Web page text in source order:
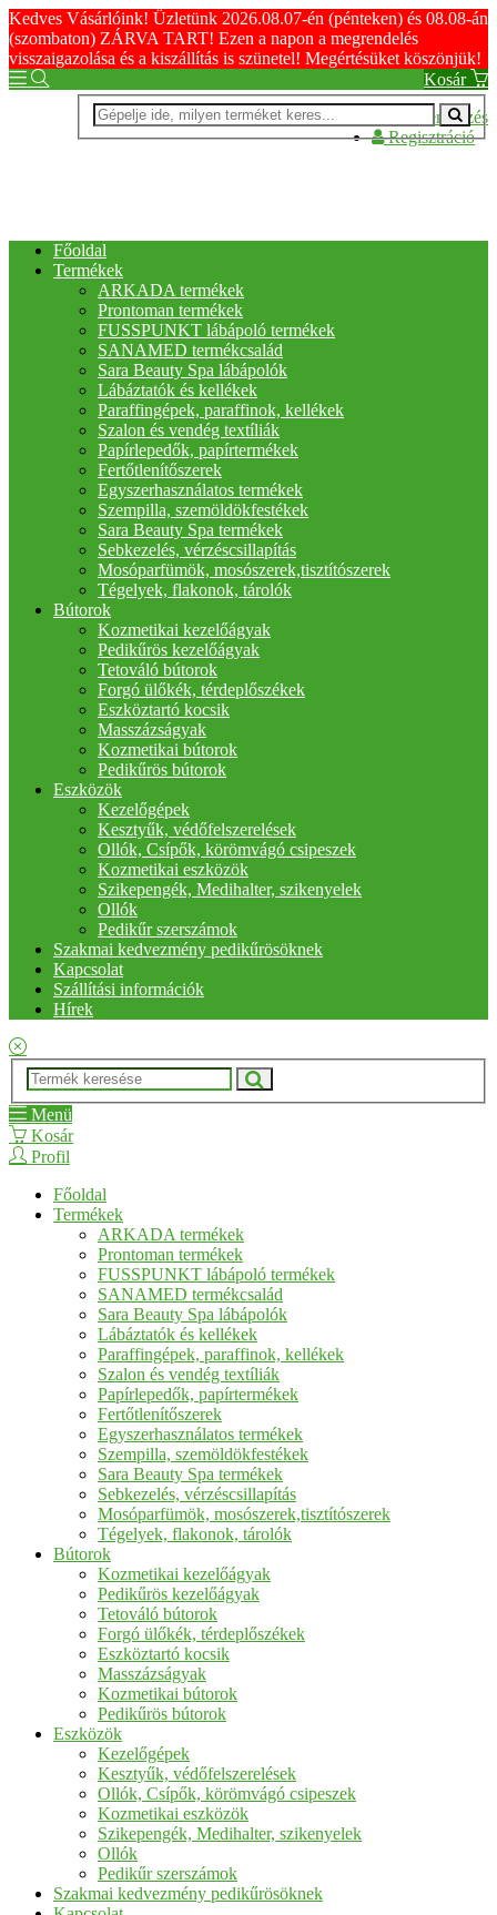
Kedves Vásárlóink! Üzletünk 2026.08.07-én (pénteken) és 08.08-án
(szombaton) ZÁRVA TART! Ezen a napon a megrendelés
visszaigazolása és a kiszállítás is szünetel! Megértésüket köszönjük!
Kosár
Bejelentkezés
Regisztráció
Főoldal
Termékek
ARKADA termékek
Prontoman termékek
FUSSPUNKT lábápoló termékek
SANAMED termékcsalád
Sara Beauty Spa lábápolók
Lábáztatók és kellékek
Paraffingépek, paraffinok, kellékek
Szalon és vendég textíliák
Papírlepedők, papírtermékek
Fertőtlenítőszerek
Egyszerhasználatos termékek
Szempilla, szemöldökfestékek
Sara Beauty Spa termékek
Sebkezelés, vérzéscsillapítás
Mosóparfümök, mosószerek,tisztítószerek
Tégelyek, flakonok, tárolók
Bútorok
Kozmetikai kezelőágyak
Pedikűrös kezelőágyak
Tetováló bútorok
Forgó ülőkék, térdeplőszékek
Eszköztartó kocsik
Masszázságyak
Kozmetikai bútorok
Pedikűrös bútorok
Eszközök
Kezelőgépek
Kesztyűk, védőfelszerelések
Ollók, Csípők, körömvágó csipeszek
Kozmetikai eszközök
Szikepengék, Medihalter, szikenyelek
Ollók
Pedikűr szerszámok
Szakmai kedvezmény pedikűrösöknek
Kapcsolat
Szállítási információk
Hírek
Menü
Kosár
Profil
Főoldal
Termékek
ARKADA termékek
Prontoman termékek
FUSSPUNKT lábápoló termékek
SANAMED termékcsalád
Sara Beauty Spa lábápolók
Lábáztatók és kellékek
Paraffingépek, paraffinok, kellékek
Szalon és vendég textíliák
Papírlepedők, papírtermékek
Fertőtlenítőszerek
Egyszerhasználatos termékek
Szempilla, szemöldökfestékek
Sara Beauty Spa termékek
Sebkezelés, vérzéscsillapítás
Mosóparfümök, mosószerek,tisztítószerek
Tégelyek, flakonok, tárolók
Bútorok
Kozmetikai kezelőágyak
Pedikűrös kezelőágyak
Tetováló bútorok
Forgó ülőkék, térdeplőszékek
Eszköztartó kocsik
Masszázságyak
Kozmetikai bútorok
Pedikűrös bútorok
Eszközök
Kezelőgépek
Kesztyűk, védőfelszerelések
Ollók, Csípők, körömvágó csipeszek
Kozmetikai eszközök
Szikepengék, Medihalter, szikenyelek
Ollók
Pedikűr szerszámok
Szakmai kedvezmény pedikűrösöknek